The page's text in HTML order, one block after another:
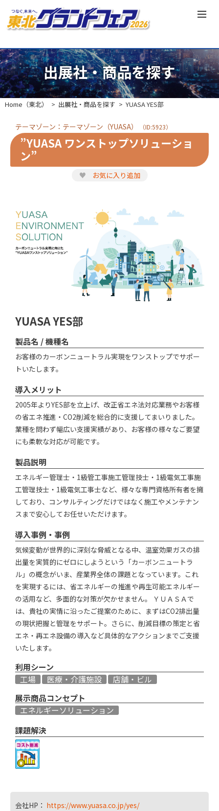
出展社・商品を探す
Home（東北） 出展社・商品を探す YUASA YES部
テーマゾーン：テーマゾーン（YUASA） （ID:5923）
”YUASA ワンストップソリューショ
ン”
♥ お気に入り追加
YUASA YES部
製品名 / 機種名
お客様のカーボンニュートラル実現をワンストップでサポー
トいたします。
導入メリット
2005年よりYES部を立上げ、改正省エネ法対応業務やお客様
の省エネ推進・CO2削減を総合的に支援してまいりました。
業種を問わず幅広い支援実績があり、お客様の様々なご要望
にも柔軟な対応が可能です。
製品説明
エネルギー管理士・1級管工事施工管理技士・1級電気工事施
工管理技士・1級電気工事士など、様々な専門資格所有者を擁
しており、コンサルティングだけではなく施工やメンテナン
スまで安心してお任せいただけます。
導入事例・事例
気候変動が世界的に深刻な脅威となる中、温室効果ガスの排
出量を実質的にゼロにしようという「カーボンニュートラ
ル」の概念がいま、産業界全体の課題となっています。これ
を実現するには、省エネルギーの推進や再生可能エネルギー
の活用など、多面的な対策が欠かせません。 ＹＵＡＳＡで
は、貴社の実情に沿ったご提案のために、まずはCO2排出量
の現状把握と管理をサポート。さらに、削減目標の策定と省
エネ・再エネ設備の導入など具体的なアクションまでご支援
いたします。
利用シーン
工場
医療・介護施設
店舗・ビル
展示商品コンセプト
エネルギーソリューション
課題解決
会社HP： https://www.yuasa.co.jp/yes/